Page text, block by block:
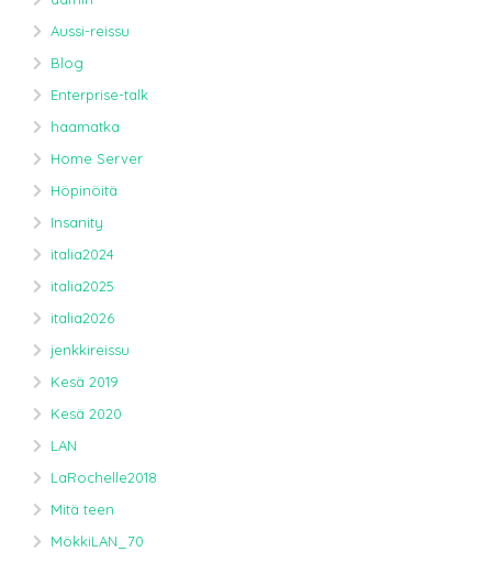
Aussi-reissu
Blog
Enterprise-talk
haamatka
Home Server
Höpinöitä
Insanity
italia2024
italia2025
italia2026
jenkkireissu
Kesä 2019
Kesä 2020
LAN
LaRochelle2018
Mitä teen
MökkiLAN_70